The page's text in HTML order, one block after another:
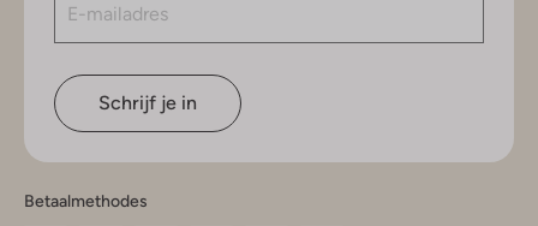
Schrijf je in
Betaalmethodes